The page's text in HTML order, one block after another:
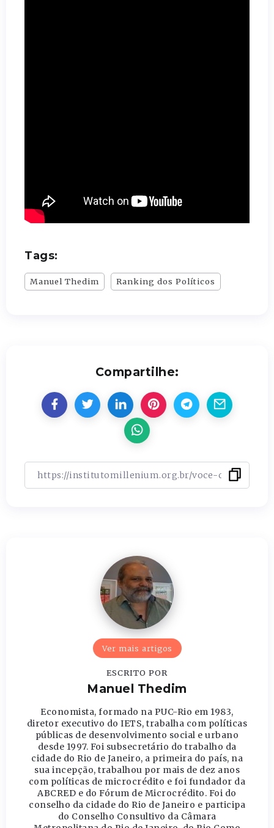
Tags:
Manuel Thedim Ranking dos Políticos
Compartilhe:
Ver mais artigos
ESCRITO POR
Manuel Thedim
Economista, formado na PUC-Rio em 1983,
diretor executivo do IETS, trabalha com políticas
públicas de desenvolvimento social e urbano
desde 1997. Foi subsecretário do trabalho da
cidade do Rio de Janeiro, a primeira do país, na
sua incepção, trabalhou por mais de dez anos
com políticas de microcrédito e foi fundador da
ABCRED e do Fórum de Microcrédito. Foi do
conselho da cidade do Rio de Janeiro e participa
do Conselho Consultivo da Câmara